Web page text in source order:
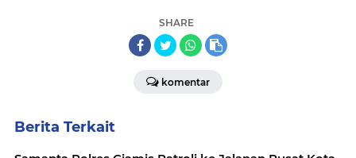
SHARE
komentar
Berita Terkait